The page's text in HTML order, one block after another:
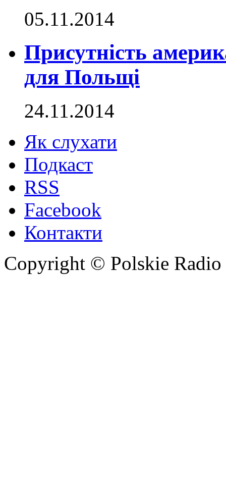
05.11.2014
Присутність
для Польщі
24.11.2014
Як слухати
Подкаст
RSS
Facebook
Контакти
Copyright © Polskie